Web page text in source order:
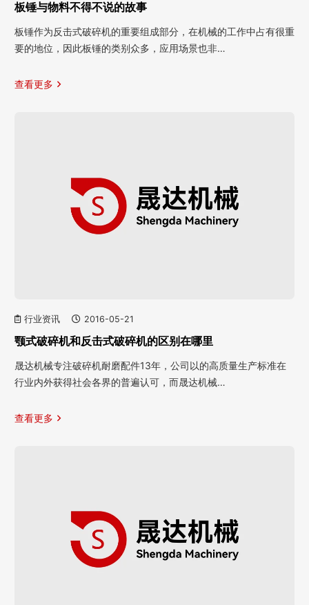
板锤与物料不得不说的故事
板锤作为反击式破碎机的重要组成部分，在机械的工作中占有很重
要的地位，因此板锤的类别众多，应用场景也非…
查看更多
行业资讯 2016-05-21
颚式破碎机和反击式破碎机的区别在哪里
晟达机械专注破碎机耐磨配件13年，公司以的高质量生产标准在
行业内外获得社会各界的普遍认可，而晟达机械…
查看更多